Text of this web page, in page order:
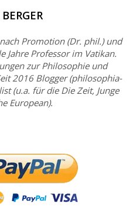
Promotion (Dr. phil.) und
Jahre Professor im Vatikan.
zur Philosophie und
2016 Blogger (philosophia-
(u.a. für die Die Zeit, Junge
European).